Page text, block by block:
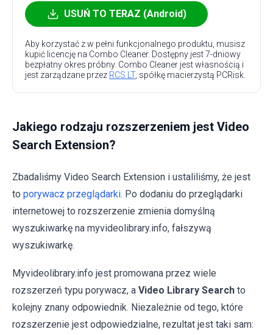
USUŃ TO TERAZ (Android)
Aby korzystać z w pełni funkcjonalnego produktu, musisz
kupić licencję na Combo Cleaner. Dostępny jest 7-dniowy
bezpłatny okres próbny. Combo Cleaner jest własnością i
jest zarządzane przez RCS LT, spółkę macierzystą PCRisk.
Jakiego rodzaju rozszerzeniem jest Video
Search Extension?
Zbadaliśmy Video Search Extension i ustaliliśmy, że jest
to porywacz przeglądarki. Po dodaniu do przeglądarki
internetowej to rozszerzenie zmienia domyślną
wyszukiwarkę na myvideolibrary.info, fałszywą
wyszukiwarkę.
Myvideolibrary.info jest promowana przez wiele
rozszerzeń typu porywacz, a Video Library Search to
kolejny znany odpowiednik. Niezależnie od tego, które
rozszerzenie jest odpowiedzialne, rezultat jest taki sam: